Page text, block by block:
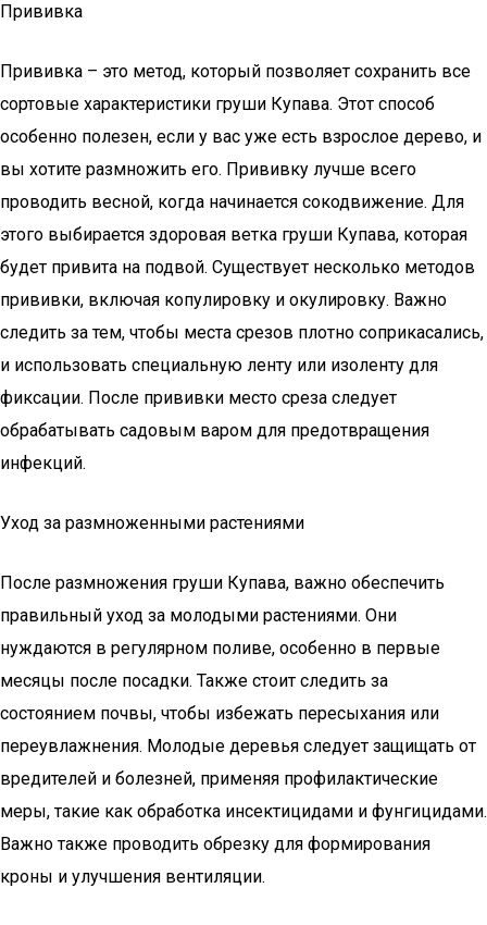
Прививка
Прививка – это метод, который позволяет сохранить все
сортовые характеристики груши Купава. Этот способ
особенно полезен, если у вас уже есть взрослое дерево, и
вы хотите размножить его. Прививку лучше всего
проводить весной, когда начинается сокодвижение. Для
этого выбирается здоровая ветка груши Купава, которая
будет привита на подвой. Существует несколько методов
прививки, включая копулировку и окулировку. Важно
следить за тем, чтобы места срезов плотно соприкасались,
и использовать специальную ленту или изоленту для
фиксации. После прививки место среза следует
обрабатывать садовым варом для предотвращения
инфекций.
Уход за размноженными растениями
После размножения груши Купава, важно обеспечить
правильный уход за молодыми растениями. Они
нуждаются в регулярном поливе, особенно в первые
месяцы после посадки. Также стоит следить за
состоянием почвы, чтобы избежать пересыхания или
переувлажнения. Молодые деревья следует защищать от
вредителей и болезней, применяя профилактические
меры, такие как обработка инсектицидами и фунгицидами.
Важно также проводить обрезку для формирования
кроны и улучшения вентиляции.